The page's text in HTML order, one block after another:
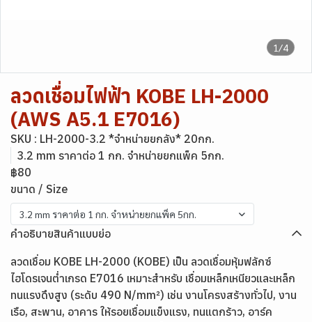
1/4
ลวดเชื่อมไฟฟ้า KOBE LH-2000
(AWS A5.1 E7016)
SKU : LH-2000-3.2 *จำหน่ายยกลัง* 20กก.
3.2 mm ราคาต่อ 1 กก. จำหน่ายยกแพ็ค 5กก.
฿80
ขนาด / Size
3.2 mm ราคาต่อ 1 กก. จำหน่ายยกแพ็ค 5กก.
คำอธิบายสินค้าแบบย่อ
ลวดเชื่อม KOBE LH-2000 (KOBE) เป็น ลวดเชื่อมหุ้มฟลักซ์
ไฮโดรเจนต่ำเกรด E7016 เหมาะสำหรับ เชื่อมเหล็กเหนียวและเหล็ก
ทนแรงดึงสูง (ระดับ 490 N/mm²) เช่น งานโครงสร้างทั่วไป, งาน
เรือ, สะพาน, อาคาร ให้รอยเชื่อมแข็งแรง, ทนแตกร้าว, อาร์ค